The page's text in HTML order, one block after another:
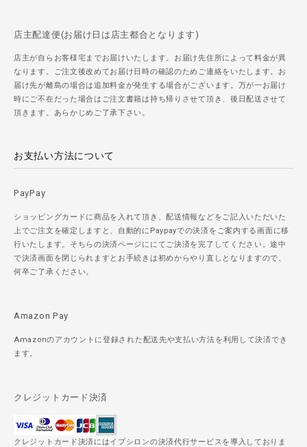
店主配達便(お届け日は店主都合となります)
店主が自らお客様宅までお届けいたします。お届け先住所によって料金が異
なります。ご注文後改めてお届け日時の確認のためご連絡をいたします。お
届け先が離島の場合は追加料金が発生する場合がございます。万が一お届け
時にご不在だった場合はご注文書籍は持ち帰りさせて頂き、後日配送させて
頂きます。あらかじめご了承下さい。
お支払い方法について
PayPay
ショッピングカードに商品を入れて頂き、配送情報などをご記入いただいた
上でご注文を確定しますと、自動的にPaypayでの決済をご案内する画面に移
行いたします。そちらの決済ページににてご決済を完了してください。途中
で決済画面を閉じられますとお手続きは初めからやり直しとなりますので、
何卒ご了承ください。
Amazon Pay
Amazonのアカウントに登録された配送先や支払い方法を利用して決済でき
ます。
クレジットカード決済
クレジットカード決済にはイプシロンの決済代行サービスを導入しておりま